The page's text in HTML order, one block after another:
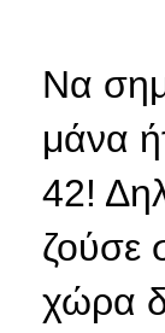
Να
μάνα
42!
ζούσε
χώρα